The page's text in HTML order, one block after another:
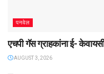
पनवेल
एचपी गॅस ग्राहकांना ई-
AUGUST 3, 2026